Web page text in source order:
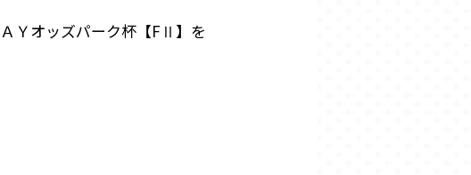
Ｙオッズパーク杯【FⅡ】を